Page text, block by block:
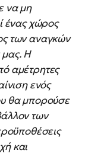
να μη
ένας χώρος
των αναγκών
μας. Η
αμέτρητες
ενός
θα μπορούσε
των
και